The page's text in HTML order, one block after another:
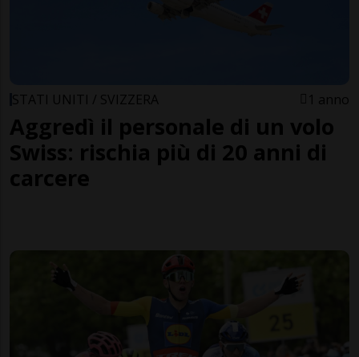
STATI UNITI / SVIZZERA 1 anno
Aggredì il personale di un volo
Swiss: rischia più di 20 anni di
carcere